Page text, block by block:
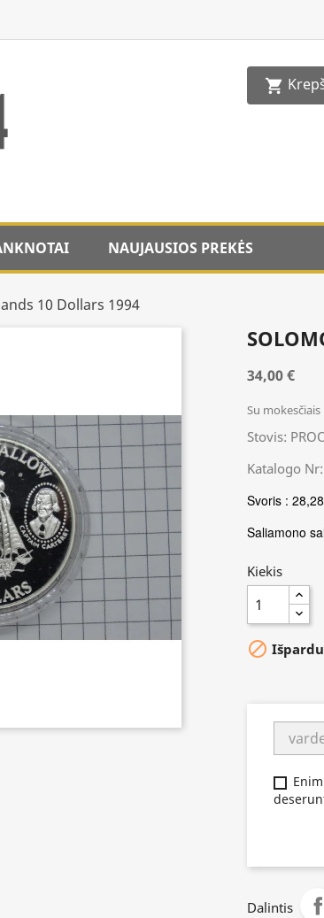
shopping_cart
NAUJAUSIOS PREKĖS
10 Dollars 1994
34,00 €
Su mokesčiais
Stovis:
Katalogo
Svoris :
Saliamono
Kiekis

Dalintis